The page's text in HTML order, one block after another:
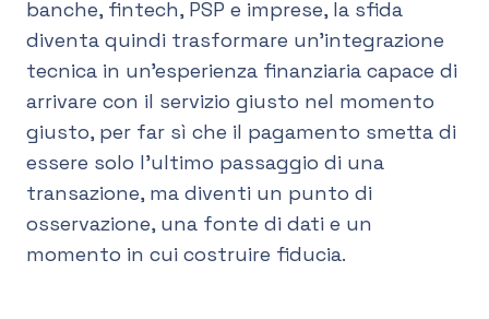
banche, fintech, PSP e imprese, la sfida
diventa quindi trasformare un’integrazione
tecnica in un’esperienza finanziaria capace di
arrivare con il servizio giusto nel momento
giusto, per far sì che il pagamento smetta di
essere solo l’ultimo passaggio di una
transazione, ma diventi un punto di
osservazione, una fonte di dati e un
momento in cui costruire fiducia.